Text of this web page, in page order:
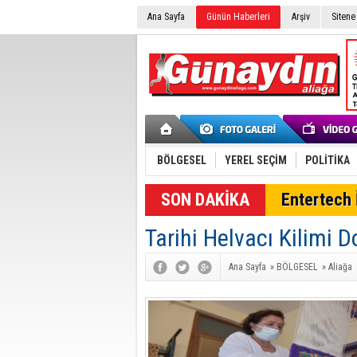
Ana Sayfa Günün Haberleri Arşiv
BÖLGESEL YEREL SEÇİM POLİTİKA
SON DAKİKA Entertech
Tarihi Helvacı Kilimi
Ana Sayfa » BÖLGESEL » Aliağa